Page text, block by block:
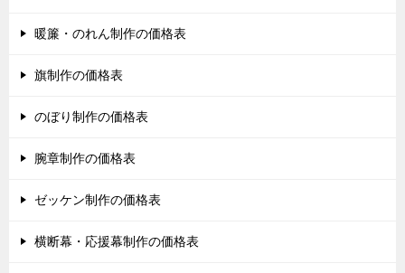
暖簾・のれん制作の価格表
旗制作の価格表
のぼり制作の価格表
腕章制作の価格表
ゼッケン制作の価格表
横断幕・応援幕制作の価格表